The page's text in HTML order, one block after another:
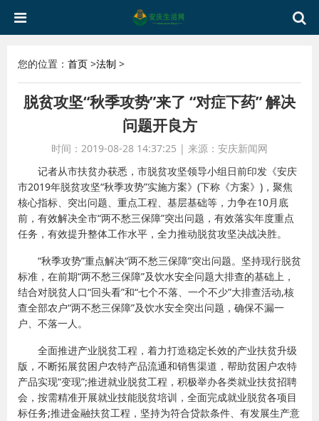
您的位置： 首页 >法制 >
脱贫攻坚“秋季攻势”来了 “对症下药” 解决
问题开良方
时间：2019-08-28 14:37:25 | 来源：安庆新闻网
记者从市扶贫办获悉，市脱贫攻坚领导小组日前印发《安庆
市2019年脱贫攻坚“秋季攻势”实施方案》(下称《方案》)，聚焦
核心指标、突出问题、重点工程、基层基础等，力争在10月底
前，有效解决全市“两不愁三保障”突出问题，有效落实年度重点
任务，有效提升整体工作水平，全力推动脱贫攻坚决战决胜。
“秋季攻势”重点解决“两不愁三保障”突出问题。坚持现行脱贫
标准，在前期“两不愁三保障”及饮水安全问题大排查的基础上，
结合对脱贫人口“回头看”和“七个不落、一个不少”大排查活动,核
查全部农户“两不愁三保障”及饮水安全突出问题，确保不漏一
户、不落一人。
全面推进产业脱贫工程，着力打造稳定长效的产业扶贫升级
版，不断拓展贫困户农特产品流通和销售渠道，帮助贫困户农特
产品实现“变现”;推进就业脱贫工程，积极举办各类就业扶贫招聘
会，按需精准开展就业技能脱贫培训，全面完成就业脱贫各项目
标任务;推进金融扶贫工程，坚持为符合贷款条件、有发展生产意